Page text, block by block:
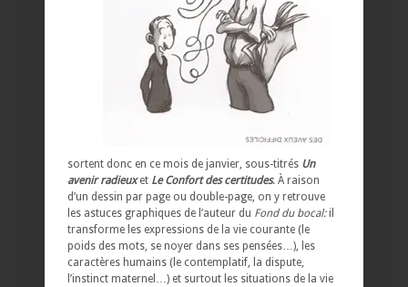
sortent donc en ce mois de janvier, sous-titrés Un
avenir radieuxet Le Confort des certitudes. À raison
d’un dessin par page ou double-page, on y retrouve
les astuces graphiques de l’auteur du Fond du bocal:il
transforme les expressions de la vie courante (le
poids des mots, se noyer dans ses pensées…), les
caractères humains (le contemplatif, la dispute,
l’instinct maternel…) et surtout les situations de la vie